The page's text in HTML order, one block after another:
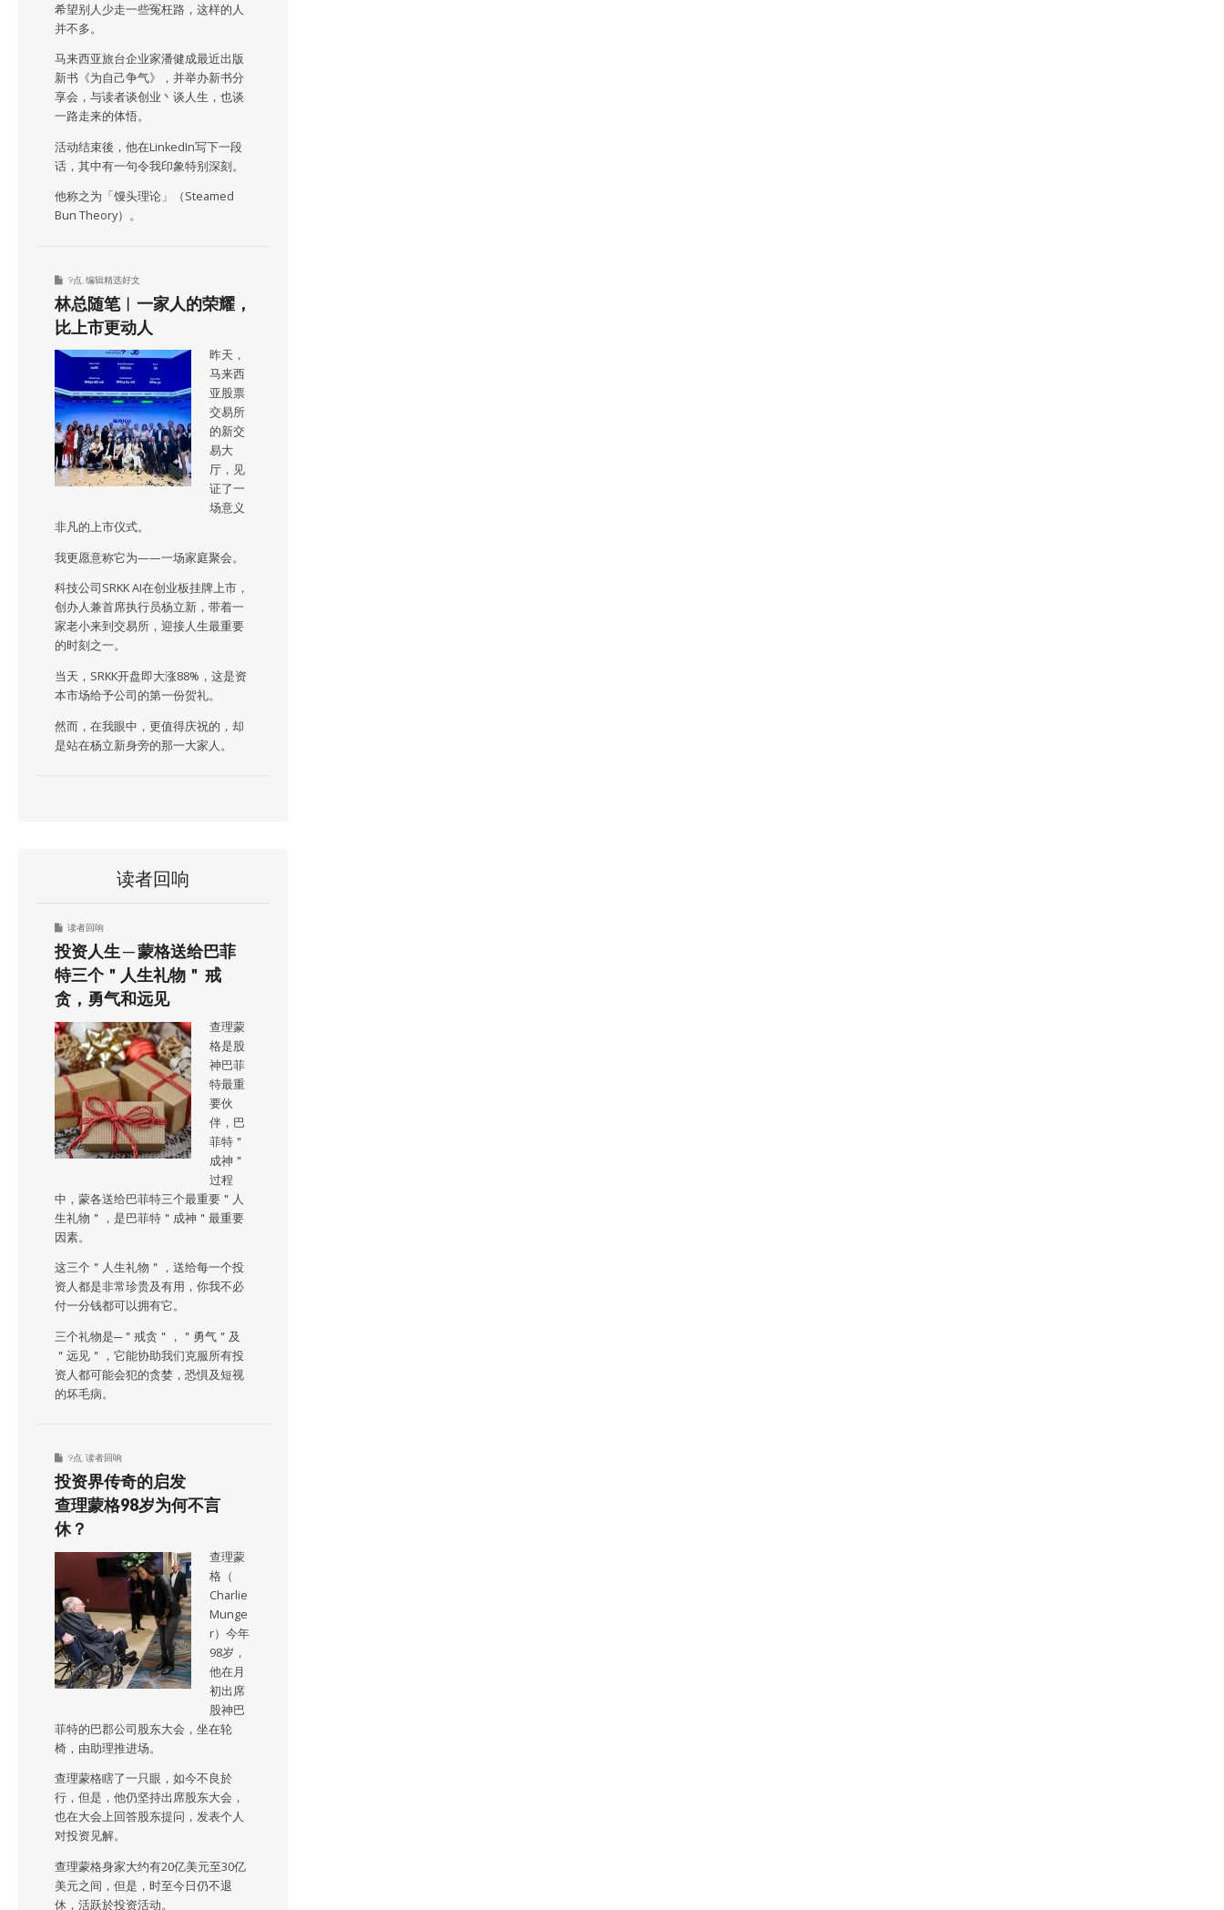
希望别人少走一些冤枉路，这样的人
并不多。
马来西亚旅台企业家潘健成最近出版
新书《为自己争气》，并举办新书分
享会，与读者谈创业丶谈人生，也谈
一路走来的体悟。
活动结束後，他在LinkedIn写下一段
话，其中有一句令我印象特别深刻。
他称之为「馒头理论」（Steamed
Bun Theory）。
9点 编辑精选好文
林总随笔︱一家人的荣耀，
比上市更动人
昨天，
马来西
亚股票
交易所
的新交
易大
厅，见
证了一
场意义
非凡的上市仪式。
我更愿意称它为——一场家庭聚会。
科技公司SRKK AI在创业板挂牌上市，
创办人兼首席执行员杨立新，带着一
家老小来到交易所，迎接人生最重要
的时刻之一。
当天，SRKK开盘即大涨88%，这是资
本市场给予公司的第一份贺礼。
然而，在我眼中，更值得庆祝的，却
是站在杨立新身旁的那一大家人。
读者回响
读者回响
投资人生 ─ 蒙格送给巴菲
特三个＂人生礼物＂ 戒
贪，勇气和远见
查理蒙
格是股
神巴菲
特最重
要伙
伴，巴
菲特＂
成神＂
过程
中，蒙各送给巴菲特三个最重要＂人
生礼物＂，是巴菲特＂成神＂最重要
因素。
这三个＂人生礼物＂，送给每一个投
资人都是非常珍贵及有用，你我不必
付一分钱都可以拥有它。
三个礼物是─＂戒贪＂，＂勇气＂及
＂远见＂，它能协助我们克服所有投
资人都可能会犯的贪婪，恐惧及短视
的坏毛病。
9点 读者回响
投资界传奇的启发
查理蒙格98岁为何不言
休？
查理蒙
格（
Charlie
Munge
r）今年
98岁，
他在月
初出席
股神巴
菲特的巴郡公司股东大会，坐在轮
椅，由助理推进场。
查理蒙格瞎了一只眼，如今不良於
行，但是，他仍坚持出席股东大会，
也在大会上回答股东提问，发表个人
对投资见解。
查理蒙格身家大约有20亿美元至30亿
美元之间，但是，时至今日仍不退
休，活跃於投资活动。